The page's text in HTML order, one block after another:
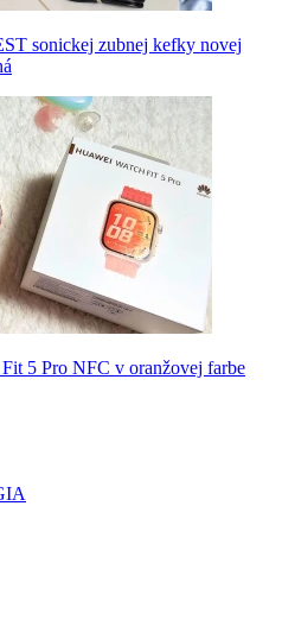
sonickej zubnej kefky novej
5 Pro NFC v oranžovej farbe